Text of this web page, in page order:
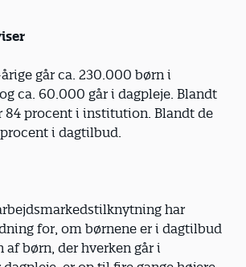
går ca. 230.000 børn i
ca. 60.000 går i dagpleje. Blandt
84 procent i institution. Blandt de
i dagtilbud.
har
for, om børnene er i dagtilbud
af børn, der hverken går i